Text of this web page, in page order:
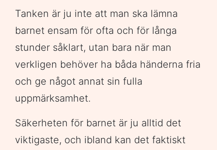
Tanken är ju inte att man ska lämna
barnet ensam för ofta och för långa
stunder såklart, utan bara när man
verkligen behöver ha båda händerna fria
och ge något annat sin fulla
uppmärksamhet.
Säkerheten för barnet är ju alltid det
viktigaste, och ibland kan det faktiskt